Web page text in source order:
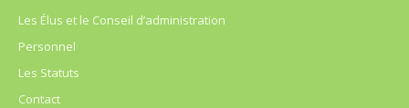
Les Élus et le Conseil d’administration
Personnel
Les Statuts
Contact